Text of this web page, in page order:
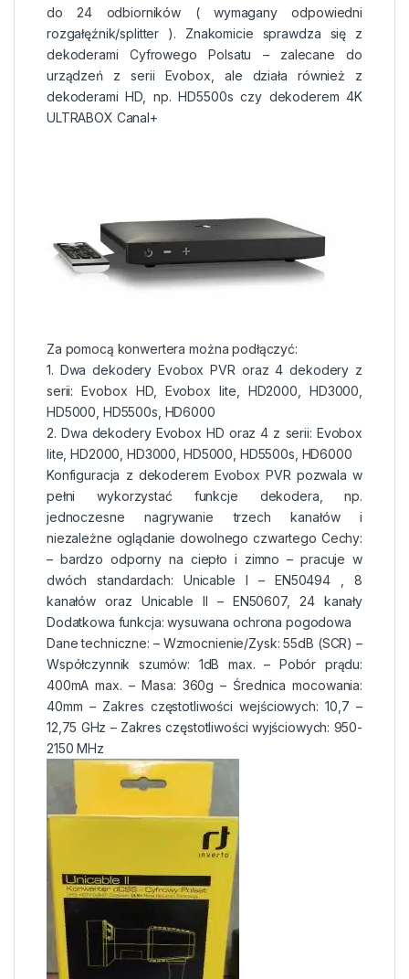
do 24 odbiorników ( wymagany odpowiedni
rozgałęźnik/splitter ). Znakomicie sprawdza się z
dekoderami Cyfrowego Polsatu – zalecane do
urządzeń z serii Evobox, ale działa również z
dekoderami HD, np. HD5500s czy dekoderem 4K
ULTRABOX Canal+
Za pomocą konwertera można podłączyć:
1. Dwa dekodery Evobox PVR oraz 4 dekodery z
serii: Evobox HD, Evobox lite, HD2000, HD3000,
HD5000, HD5500s, HD6000
2. Dwa dekodery Evobox HD oraz 4 z serii: Evobox
lite, HD2000, HD3000, HD5000, HD5500s, HD6000
Konfiguracja z dekoderem Evobox PVR pozwala w
pełni wykorzystać funkcje dekodera, np.
jednoczesne nagrywanie trzech kanałów i
niezależne oglądanie dowolnego czwartego Cechy:
– bardzo odporny na ciepło i zimno – pracuje w
dwóch standardach: Unicable I – EN50494 , 8
kanałów oraz Unicable II – EN50607, 24 kanały
Dodatkowa funkcja: wysuwana ochrona pogodowa
Dane techniczne: – Wzmocnienie/Zysk: 55dB (SCR) –
Współczynnik szumów: 1dB max. – Pobór prądu:
400mA max. – Masa: 360g – Średnica mocowania:
40mm – Zakres częstotliwości wejściowych: 10,7 –
12,75 GHz – Zakres częstotliwości wyjściowych: 950-
2150 MHz